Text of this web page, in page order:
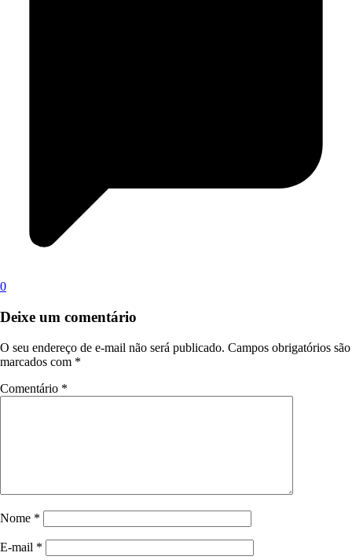
0
Deixe um comentário
O seu endereço de e-mail não será publicado. Campos obrigatórios são
marcados com *
Comentário *
Nome *
E-mail *